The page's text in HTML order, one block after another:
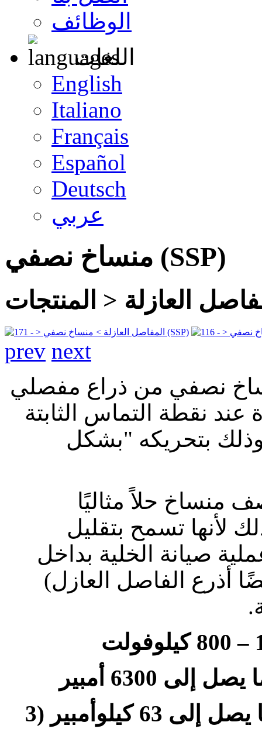
الوظائف
اللغات
English
Italiano
Français
Español
Deutsch
عربي
منساخ نصفي (SSP)
المنتجات > العازلة
prev next
نصفي من ذراع مفصلي
نقطة التماس الثابتة
وذلك بتحريكه "بشكل
منساخ حلاً مثاليًا
لأنها تسمح بتقليل
صيانة الخلية بداخل
أذرع الفاصل العازل)
6300 أمبير
زمن تيار القصر الذي يتحمله: ما يصل إلى 63 كيلوأمبير (3